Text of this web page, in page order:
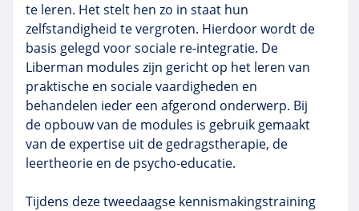
te leren. Het stelt hen zo in staat hun
zelfstandigheid te vergroten. Hierdoor wordt de
basis gelegd voor sociale re-integratie. De
Liberman modules zijn gericht op het leren van
praktische en sociale vaardigheden en
behandelen ieder een afgerond onderwerp. Bij
de opbouw van de modules is gebruik gemaakt
van de expertise uit de gedragstherapie, de
leertheorie en de psycho-educatie.
Tijdens deze tweedaagse kennismakingstraining